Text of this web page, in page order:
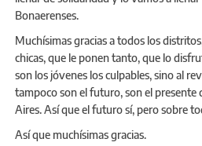
Bonaerenses.
Muchísimas gracias a todos los
chicas, que le ponen tanto, que lo
son los jóvenes los culpables, sino al
tampoco son el futuro, son el presente
Aires. Así que el futuro sí, pero sobre
Así que muchísimas gracias.